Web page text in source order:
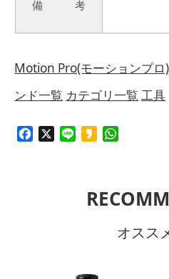
備 考
Motion Pro(モーションプロ)
ンド一覧 カテゴリ一覧 工具
Facebook Line Kakao
オスス